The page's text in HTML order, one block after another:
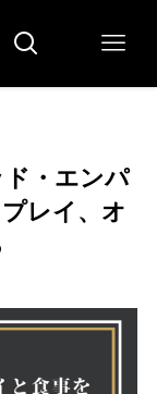
・エンパ
レイ、オ